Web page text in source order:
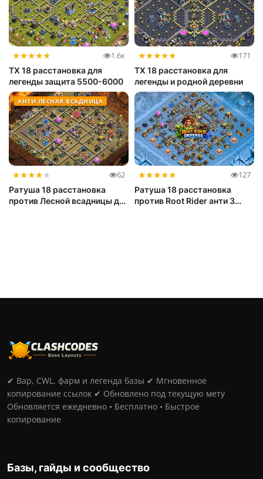
★★★★★ 1.6к
ТХ 18 расстановка для
легенды защита 5500-6000
★★★★★ 171
ТХ 18 расстановка для
легенды и родной деревни
АНТИ ЛЕСНАЯ ВСАДНИЦА
★★★★★ 62
Ратуша 18 расстановка
против Лесной всадницы для
★★★★★ 127
Ратуша 18 расстановка
против Root Rider анти 3
✔ Вар, CWL, фарм и легенда базы ✔ Мгновенное
копирование ссылок ✔ Обновлено под текущую мету
Обновляется ежедневно • Бесплатно • Быстрое
копирование
Базы, гайды и сообщество